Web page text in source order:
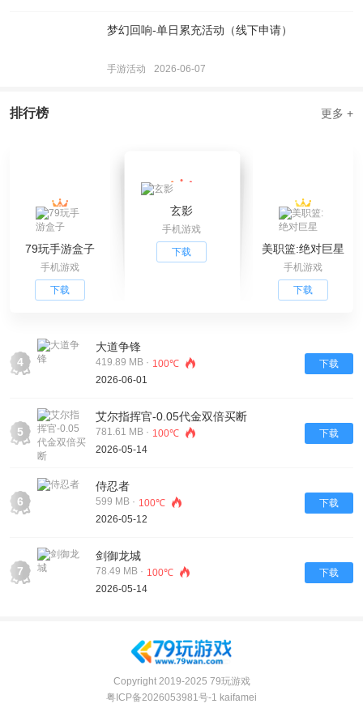
梦幻回响-单日累充活动（线下申请）
手游活动 2026-06-07
排行榜 更多 +
79玩手游盒子
手机游戏
下载
玄影
手机游戏
下载
美职篮:绝对巨星
手机游戏
下载
4
大道争锋
419.89 MB · 100℃
2026-06-01
下载
5
艾尔指挥官-0.05代金双倍买断
781.61 MB · 100℃
2026-05-14
下载
6
侍忍者
599 MB · 100℃
2026-05-12
下载
7
剑御龙城
78.49 MB · 100℃
2026-05-14
下载
Copyright 2019-2025 79玩游戏
粤ICP备2026053981号-1 kaifamei